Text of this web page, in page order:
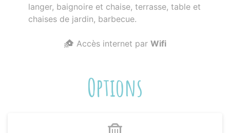
langer, baignoire et chaise, terrasse, table et
chaises de jardin, barbecue.
Accès internet par Wifi
Options